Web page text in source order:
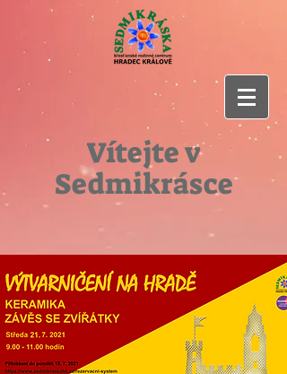
Vítejte v
Sedmikrásce